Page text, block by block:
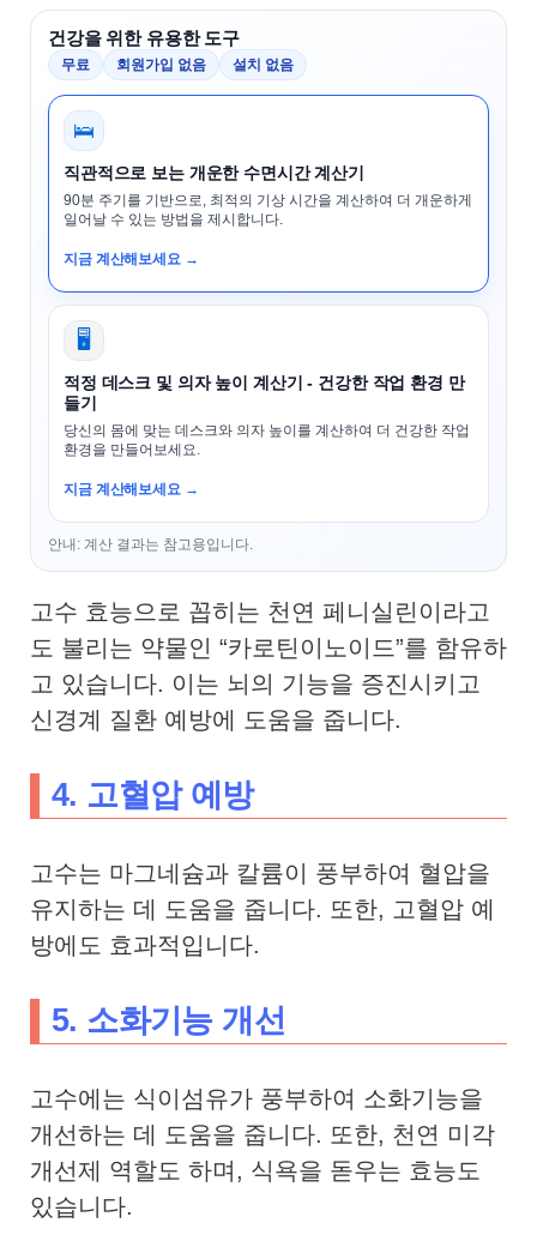
건강을 위한 유용한 도구
무료 회원가입 없음 설치 없음
🛌
직관적으로 보는 개운한 수면시간 계산기
90분 주기를 기반으로, 최적의 기상 시간을 계산하여 더 개운하게
일어날 수 있는 방법을 제시합니다.
지금 계산해보세요 →
🖥️
적정 데스크 및 의자 높이 계산기 - 건강한 작업 환경 만
들기
당신의 몸에 맞는 데스크와 의자 높이를 계산하여 더 건강한 작업
환경을 만들어보세요.
지금 계산해보세요 →
안내: 계산 결과는 참고용입니다.
고수 효능으로 꼽히는 천연 페니실린이라고
도 불리는 약물인 “카로틴이노이드”를 함유하
고 있습니다. 이는 뇌의 기능을 증진시키고
신경계 질환 예방에 도움을 줍니다.
4. 고혈압 예방
고수는 마그네슘과 칼륨이 풍부하여 혈압을
유지하는 데 도움을 줍니다. 또한, 고혈압 예
방에도 효과적입니다.
5. 소화기능 개선
고수에는 식이섬유가 풍부하여 소화기능을
개선하는 데 도움을 줍니다. 또한, 천연 미각
개선제 역할도 하며, 식욕을 돋우는 효능도
있습니다.